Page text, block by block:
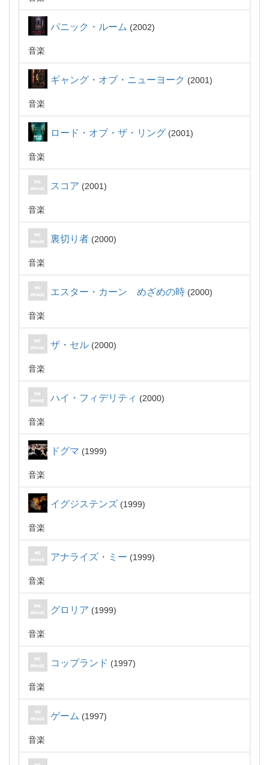
パニック・ルーム 2002
音楽
ギャング・オブ・ニューヨーク 2001
音楽
ロード・オブ・ザ・リング 2001
音楽
スコア 2001
音楽
裏切り者 2000
音楽
エスター・カーン めざめの時 2000
音楽
ザ・セル 2000
音楽
ハイ・フィデリティ 2000
音楽
ドグマ 1999
音楽
イグジステンズ 1999
音楽
アナライズ・ミー 1999
音楽
グロリア 1999
音楽
コップランド 1997
音楽
ゲーム 1997
音楽